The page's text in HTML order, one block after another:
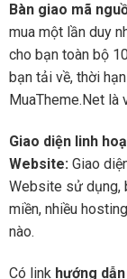
Bàn giao mã
mua một lần duy
cho bạn toàn bộ
bạn tải về, thời
MuaTheme.Net là
Giao diện linh
Website: Giao
Website sử dụng,
miền, nhiều
nào.
Có link hướng